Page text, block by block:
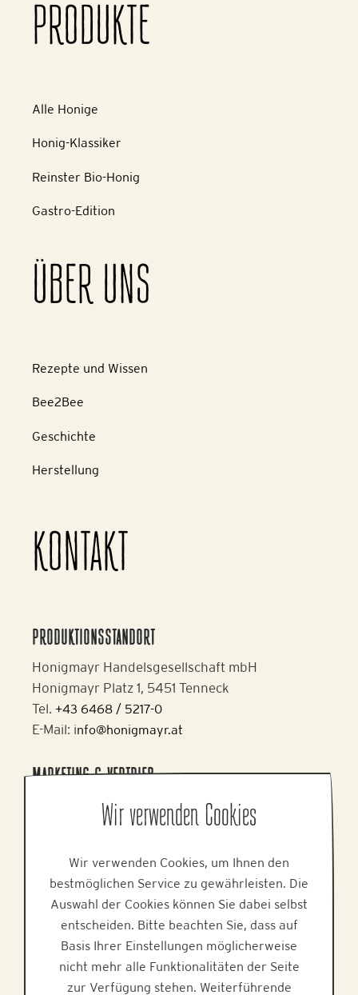
PRODUKTE
Alle Honige
Honig-Klassiker
Reinster Bio-Honig
Gastro-Edition
ÜBER UNS
Rezepte und Wissen
Bee2Bee
Geschichte
Herstellung
KONTAKT
PRODUKTIONSSTANDORT
Honigmayr Handelsgesellschaft mbH
Honigmayr Platz 1, 5451 Tenneck
Tel. +43 6468 / 5217-0
E-Mail: info@honigmayr.at
MARKETING & VERTRIEB
Alpine Brands GmbH & Co KG
Gmundner Staße 27, 4800 Attnang-Puchheim
E-Mail:office@alpinebrands.at
Web:www.alpinebrands.at
HILFE
Wir verwenden Cookies
Wir verwenden Cookies, um Ihnen den
bestmöglichen Service zu gewährleisten. Die
Auswahl der Cookies können Sie dabei selbst
entscheiden. Bitte beachten Sie, dass auf
Basis Ihrer Einstellungen möglicherweise
nicht mehr alle Funktionalitäten der Seite
zur Verfügung stehen. Weiterführende